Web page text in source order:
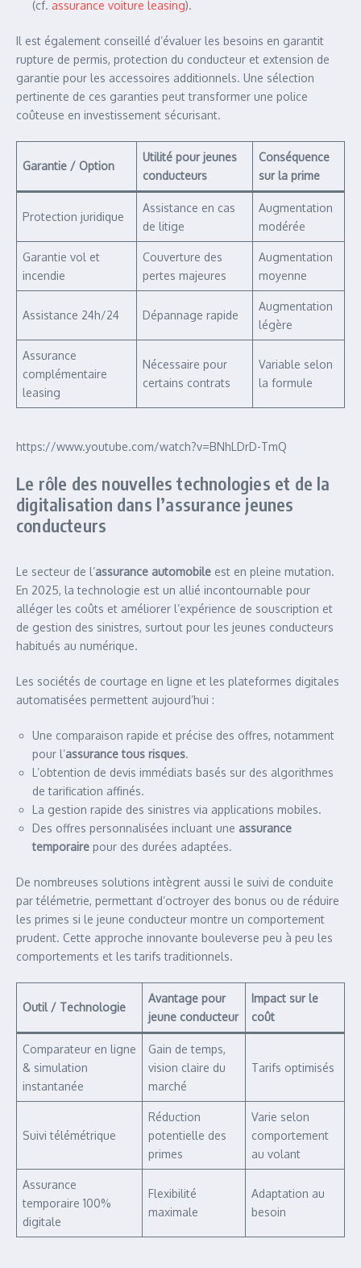
(cf. assurance voiture leasing).
Il est également conseillé d’évaluer les besoins en garantit
rupture de permis, protection du conducteur et extension de
garantie pour les accessoires additionnels. Une sélection
pertinente de ces garanties peut transformer une police
coûteuse en investissement sécurisant.
Garantie / Option
Utilité pour jeunes
conducteurs
Conséquence
sur la prime
Protection juridique
Assistance en cas
de litige
Augmentation
modérée
Garantie vol et
incendie
Couverture des
pertes majeures
Augmentation
moyenne
Assistance 24h/24 Dépannage rapide
Augmentation
légère
Assurance
complémentaire
leasing
Nécessaire pour
certains contrats
Variable selon
la formule
https://www.youtube.com/watch?v=BNhLDrD-TmQ
Le rôle des nouvelles technologies et de la
digitalisation dans l’assurance jeunes
conducteurs
Le secteur de l’assurance automobile est en pleine mutation.
En 2025, la technologie est un allié incontournable pour
alléger les coûts et améliorer l’expérience de souscription et
de gestion des sinistres, surtout pour les jeunes conducteurs
habitués au numérique.
Les sociétés de courtage en ligne et les plateformes digitales
automatisées permettent aujourd’hui :
Une comparaison rapide et précise des offres, notamment
pour l’assurance tous risques.
L’obtention de devis immédiats basés sur des algorithmes
de tarification affinés.
La gestion rapide des sinistres via applications mobiles.
Des offres personnalisées incluant une assurance
temporaire pour des durées adaptées.
De nombreuses solutions intègrent aussi le suivi de conduite
par télémetrie, permettant d’octroyer des bonus ou de réduire
les primes si le jeune conducteur montre un comportement
prudent. Cette approche innovante bouleverse peu à peu les
comportements et les tarifs traditionnels.
Outil / Technologie
Avantage pour
jeune conducteur
Impact sur le
coût
Comparateur en ligne
& simulation
instantanée
Gain de temps,
vision claire du
marché
Tarifs optimisés
Suivi télémétrique
Réduction
potentielle des
primes
Varie selon
comportement
au volant
Assurance
temporaire 100%
digitale
Flexibilité
maximale
Adaptation au
besoin